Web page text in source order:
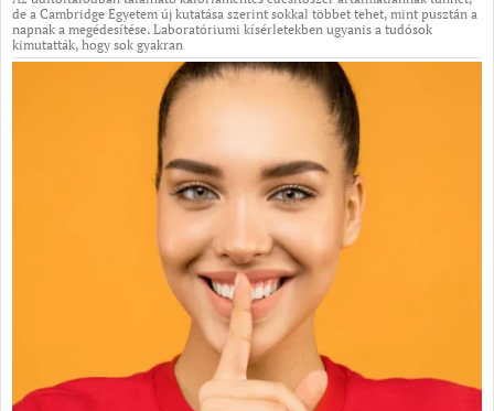
de a Cambridge Egyetem új kutatása szerint sokkal többet tehet, mint pusztán a
napnak a megédesítése. Laboratóriumi kísérletekben ugyanis a tudósok
kimutatták, hogy sok gyakran